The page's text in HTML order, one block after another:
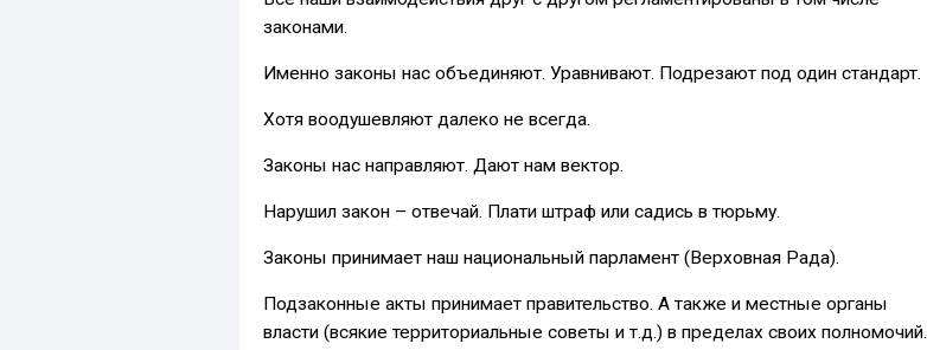
законами.
Именно законы нас объединяют. Уравнивают. Подрезают под один стандарт.
Хотя воодушевляют далеко не всегда.
Законы нас направляют. Дают нам вектор.
Нарушил закон – отвечай. Плати штраф или садись в тюрьму.
Законы принимает наш национальный парламент (Верховная Рада).
Подзаконные акты принимает правительство. А также и местные органы
власти (всякие территориальные советы и т.д.) в пределах своих полномочий.